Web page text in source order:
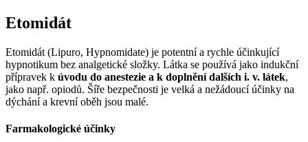
Etomidát
Etomidát (Lipuro, Hypnomidate) je potentní a rychle účinkující
hypnotikum bez analgetické složky. Látka se používá jako indukční
přípravek k úvodu do anestezie a k doplnění dalších i. v. látek,
jako např. opiodů. Šíře bezpečnosti je velká a nežádoucí účinky na
dýchání a krevní oběh jsou malé.
Farmakologické účinky